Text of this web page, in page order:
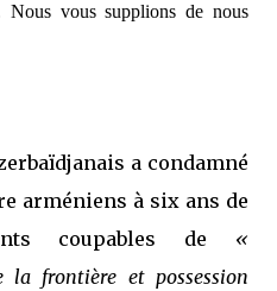
Nous vous supplions de nous
a condamné
arméniens à six ans de
coupables de «
la frontière et possession